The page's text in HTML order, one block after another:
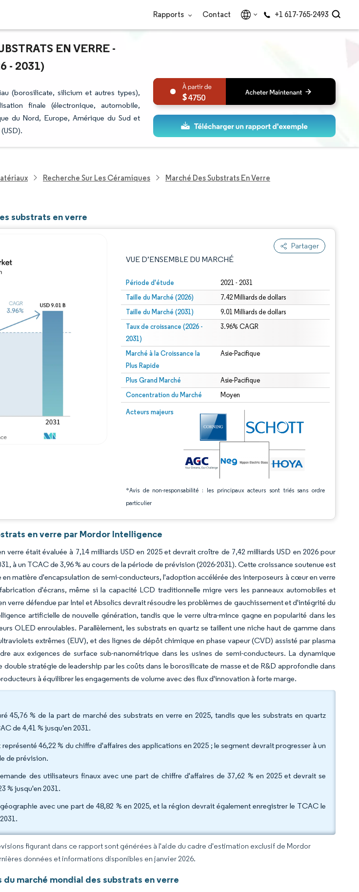
Rapports Contact +1 617-765-2493
EN VERRE -
- 2031)
(borosilicate, silicium et autres types),
finale (électronique, automobile,
du Nord, Europe, Amérique du Sud et
4750
Recherche Sur Les Céramiques Marché Des Substrats En Verre
substrats en verre
Partager
VUE D’ENSEMBLE DU MARCHÉ
Période d'étude 2021 - 2031
Taille du Marché (2026) 7.42 Milliards de dollars
Taille du Marché (2031) 9.01 Milliards de dollars
Taux de croissance (2026 -
2031)
3.96% CAGR
Marché à la Croissance la
Plus Rapide
Asie-Pacifique
Plus Grand Marché Asie-Pacifique
Concentration du Marché Moyen
Acteurs majeurs
*Avis de non-responsabilité : les principaux acteurs sont triés sans ordre
particulier
Image © Mordor Intelligence. La réutilisation nécessite une attribution sous CC BY 4.0.
Image © Mordor Intelligence. La réutilisation nécessite une attribution sous CC BY 4.0.
en verre par Mordor Intelligence
verre était évaluée à 7,14 milliards USD en 2025 et devrait croître de 7,42 milliards USD en 2026 pour
à un TCAC de 3,96 % au cours de la période de prévision (2026-2031). Cette croissance soutenue est
en matière d'encapsulation de semi-conducteurs, l'adoption accélérée des interposeurs à cœur en verre
d'écrans, même si la capacité LCD traditionnelle migre vers les panneaux automobiles et
verre défendue par Intel et Absolics devrait résoudre les problèmes de gauchissement et d'intégrité du
artificielle de nouvelle génération, tandis que le verre ultra-mince gagne en popularité dans les
OLED enroulables. Parallèlement, les substrats en quartz se taillent une niche haut de gamme dans
extrêmes (EUV), et des lignes de dépôt chimique en phase vapeur (CVD) assisté par plasma
aux exigences de surface sub-nanométrique dans les usines de semi-conducteurs. La dynamique
double stratégie de leadership par les coûts dans le borosilicate de masse et de R&D approfondie dans
à équilibrer les engagements de volume avec des flux d'innovation à forte marge.
45,76 % de la part de marché des substrats en verre en 2025, tandis que les substrats en quartz
de 4,41 % jusqu'en 2031.
46,22 % du chiffre d'affaires des applications en 2025 ; le segment devrait progresser à un
de prévision.
des utilisateurs finaux avec une part de chiffre d'affaires de 37,62 % en 2025 et devrait se
% jusqu'en 2031.
avec une part de 48,82 % en 2025, et la région devrait également enregistrer le TCAC le
figurant dans ce rapport sont générées à l'aide du cadre d'estimation exclusif de Mordor
données et informations disponibles en janvier 2026.
marché mondial des substrats en verre